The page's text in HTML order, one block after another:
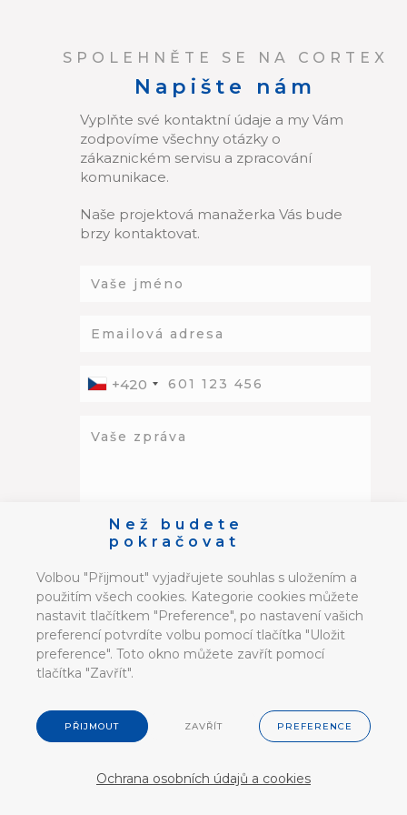
Než budete
pokračovat
Volbou "Přijmout" vyjadřujete souhlas s uložením a
použitím všech cookies. Kategorie cookies můžete
nastavit tlačítkem "Preference", po nastavení vašich
preferencí potvrdíte volbu pomocí tlačítka "Uložit
preference". Toto okno můžete zavřít pomocí
tlačítka "Zavřít".
PŘIJMOUT ZAVŘÍT PREFERENCE
Ochrana osobních údajů a cookies
SPOLEHNĚTE SE NA CORTEX
Napište nám
Vyplňte své kontaktní údaje a my Vám
zodpovíme všechny otázky o
zákaznickém servisu a zpracování
komunikace.
Naše projektová manažerka Vás bude
brzy kontaktovat.
+420
Souhlasím se zpracováním osobních
údajů souladu s dokumentem